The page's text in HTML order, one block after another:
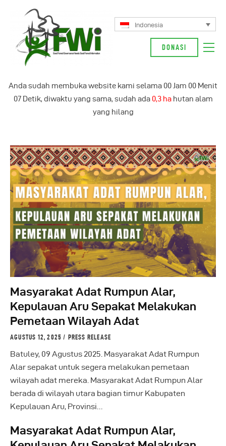
Indonesia
DONASI
Anda sudah membuka website kami selama 00Jam 00 Menit
08 Detik, diwaktu yang sama, sudah ada 0,4 ha hutan alam
yang hilang
Kampanye Kami
Indonesia
Masyarakat Adat Rumpun Alar,
Kepulauan Aru Sepakat Melakukan
Pemetaan Wilayah Adat
AGUSTUS 12, 2025 PRESS RELEASE
Batuley, 09 Agustus 2025. Masyarakat Adat Rumpun
Alar sepakat untuk segera melakukan pemetaan
wilayah adat mereka. Masyarakat Adat Rumpun Alar
berada di wilayah utara bagian timur Kabupaten
Kepulauan Aru, Provinsi…
Masyarakat Adat Rumpun Alar,